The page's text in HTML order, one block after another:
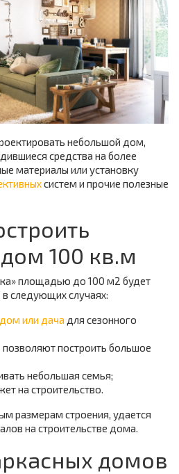
небольшой дом,
средства на более
материалы или установку
систем и прочие полезные
100 кв.м
площадью до 100 м2 будет
следующих случаях:
дом или дача для сезонного
позволяют построить большое
небольшая семья;
на строительство.
размерам строения, удается
на строительстве дома.
домов